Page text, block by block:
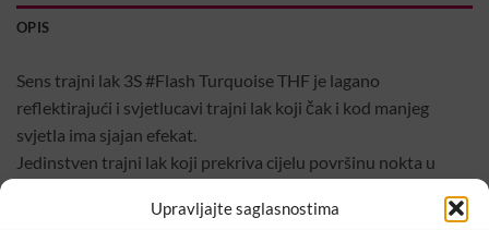
Upravljajte saglasnostima
OPIS
Sens trajni lak 3S #Flash Turquoise THF je lagano
reflektirajući i svjetlucavi trajni lak koji čak i kod manjeg
svjetla ima sjajan efekat.
Jedinstven trajni lak koji prekriva cijelu površinu nokta u
Zbog svoje jedinstvene formule i visoke pigmentacije mogu